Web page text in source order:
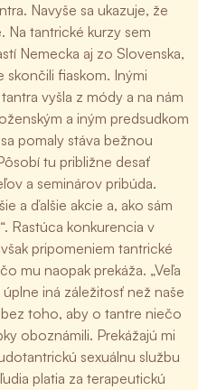
Navyše sa ukazuje, že
Na tantrické kurzy sem
Nemecka aj zo Slovenska,
skončili fiaskom. Inými
vyšla z módy a na nám
a iným predsudkom
pomaly stáva bežnou
tu približne desať
a seminárov pribúda.
a ďalšie akcie a, ako sám
Rastúca konkurencia v
pripomeniem tantrické
mu naopak prekáža. „Veľa
iná záležitosť než naše
toho, aby o tantre niečo
oboznámili. Prekážajú mi
sexuálnu službu
platia za terapeutickú